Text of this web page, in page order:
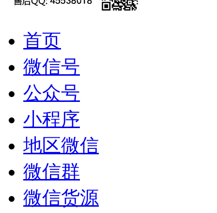
首页
微信号
公众号
小程序
地区微信
微信群
微信货源